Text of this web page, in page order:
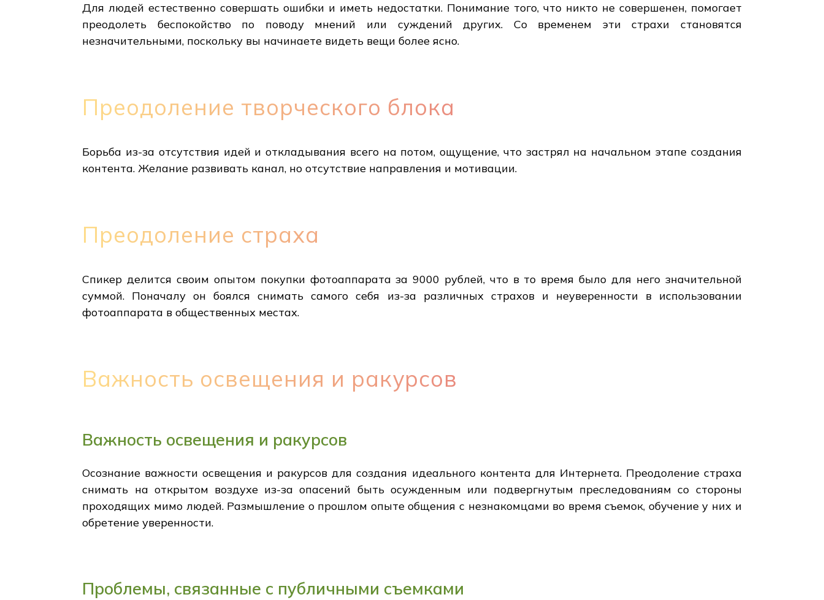
Для людей естественно совершать ошибки и иметь недостатки. Понимание того, что никто не совершенен, помогает
преодолеть беспокойство по поводу мнений или суждений других. Со временем эти страхи становятся
незначительными, поскольку вы начинаете видеть вещи более ясно.
Преодоление творческого блока
Борьба из-за отсутствия идей и откладывания всего на потом, ощущение, что застрял на начальном этапе создания
контента. Желание развивать канал, но отсутствие направления и мотивации.
Преодоление страха
Спикер делится своим опытом покупки фотоаппарата за 9000 рублей, что в то время было для него значительной
суммой. Поначалу он боялся снимать самого себя из-за различных страхов и неуверенности в использовании
фотоаппарата в общественных местах.
Важность освещения и ракурсов
Важность освещения и ракурсов
Осознание важности освещения и ракурсов для создания идеального контента для Интернета. Преодоление страха
снимать на открытом воздухе из-за опасений быть осужденным или подвергнутым преследованиям со стороны
проходящих мимо людей. Размышление о прошлом опыте общения с незнакомцами во время съемок, обучение у них и
обретение уверенности.
Проблемы, связанные с публичными съемками